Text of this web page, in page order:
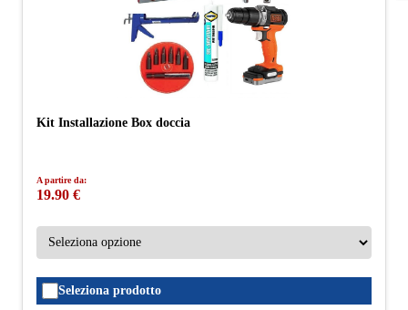
Kit Installazione Box doccia
A partire da:
19.90 €
Seleziona prodotto